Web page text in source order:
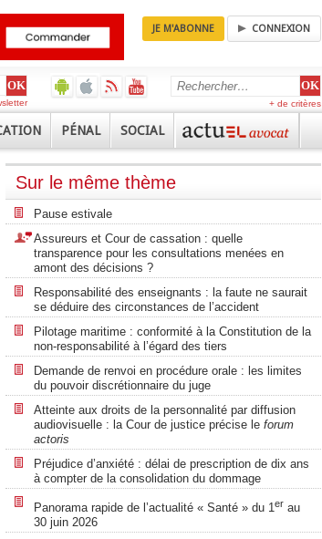
JE M'ABONNE CONNEXION
+ de critères
PÉNAL SOCIAL
Sur le même thème
Pause estivale
Assureurs et Cour de cassation : quelle
transparence pour les consultations menées en
amont des décisions ?
Responsabilité des enseignants : la faute ne saurait
se déduire des circonstances de l’accident
Pilotage maritime : conformité à la Constitution de la
non-responsabilité à l’égard des tiers
Demande de renvoi en procédure orale : les limites
du pouvoir discrétionnaire du juge
Atteinte aux droits de la personnalité par diffusion
audiovisuelle : la Cour de justice précise le forum
actoris
Préjudice d’anxiété : délai de prescription de dix ans
à compter de la consolidation du dommage
Panorama rapide de l’actualité « Santé » du 1er au
30 juin 2026